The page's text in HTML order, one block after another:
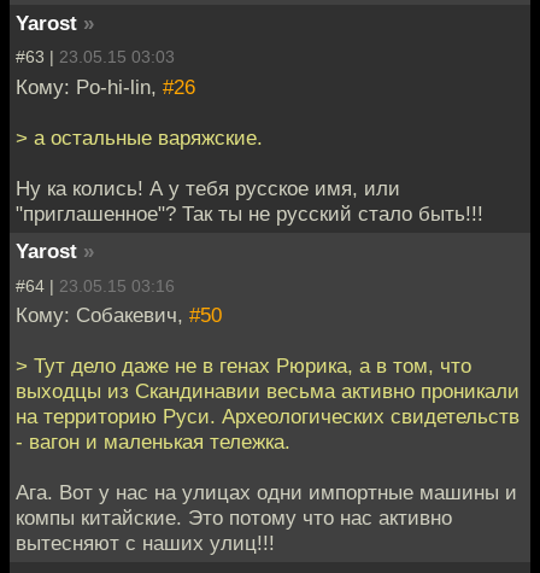
Yarost »
#63 | 23.05.15 03:03
Кому: Po-hi-lin, #26
> а остальные варяжские.
Ну ка колись! А у тебя русское имя, или
"приглашенное"? Так ты не русский стало быть!!!
Yarost »
#64 | 23.05.15 03:16
Кому: Собакевич, #50
> Тут дело даже не в генах Рюрика, а в том, что
выходцы из Скандинавии весьма активно проникали
на территорию Руси. Археологических свидетельств
- вагон и маленькая тележка.
Ага. Вот у нас на улицах одни импортные машины и
компы китайские. Это потому что нас активно
вытесняют с наших улиц!!!